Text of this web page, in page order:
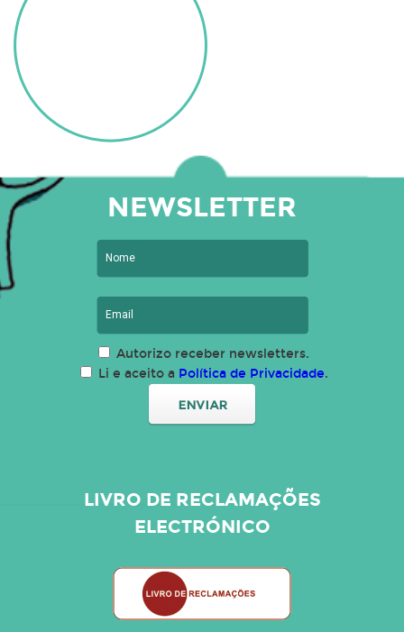
NEWSLETTER
Autorizo receber newsletters.
Li e aceito a Política de Privacidade.
LIVRO DE RECLAMAÇÕES
ELECTRÓNICO